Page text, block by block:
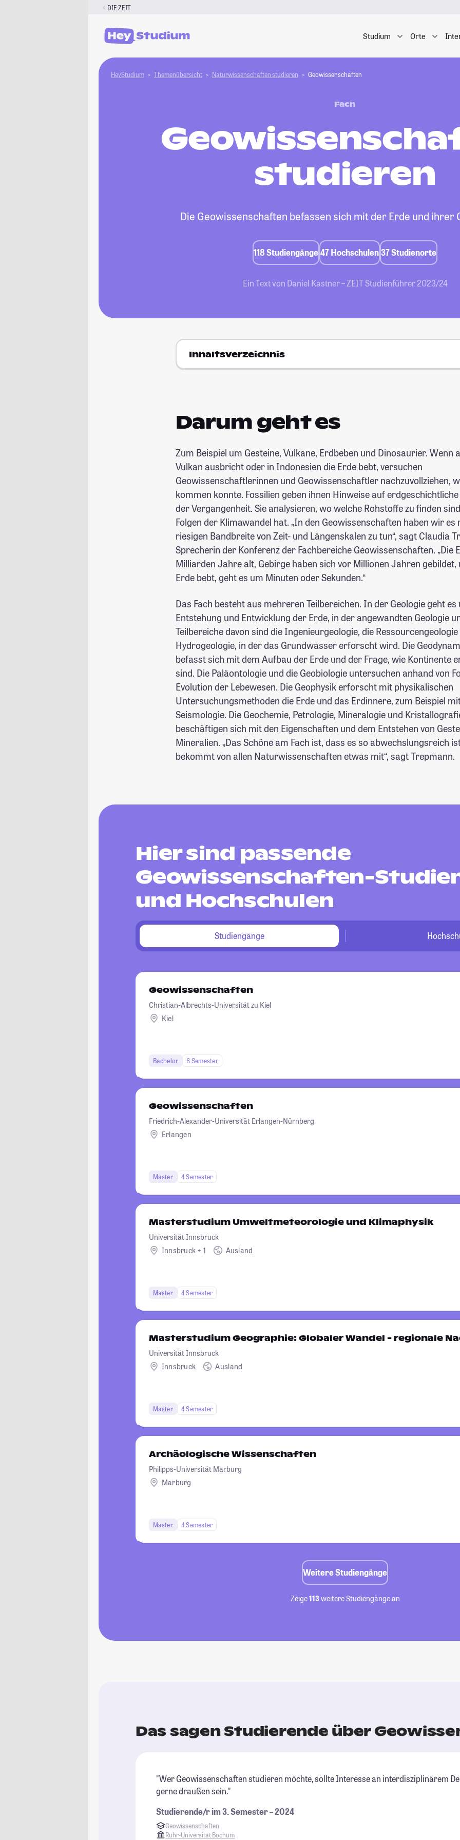
DIE ZEIT
Studium Orte
HeyStudium Themenübersicht Natur­wissenschaften studieren Geowissenschaften
Fach
studieren
Die Geowissenschaften befassen sich mit der Erde und ihrer
118 Studiengänge47 Hochschulen37 Studienorte
Ein Text von Daniel Kastner – ZEIT Studienführer 2023/24
Inhaltsverzeichnis
Darum geht es
Zum Beispiel um Gesteine, Vulkane, Erdbeben und Dinosaurier. Wenn
Vulkan ausbricht oder in Indonesien die Erde bebt, versuchen
Geowissenschaftlerinnen und Geowissenschaftler nachzuvollziehen,
kommen konnte. Fossilien geben ihnen Hinweise auf
der Vergangenheit. Sie analysieren, wo welche Rohstoffe zu finden
Folgen der Klimawandel hat. „In den Geowissenschaften haben wir es
riesigen Bandbreite von Zeit- und Längenskalen zu tun“, sagt Claudia
Sprecherin der Konferenz der Fachbereiche Geowissenschaften. „Die
Milliarden Jahre alt, Gebirge haben sich vor Millionen Jahren gebildet,
Erde bebt, geht es um Minuten oder Sekunden.“
Das Fach besteht aus mehreren Teilbereichen. In der Geologie geht es
Entstehung und Entwicklung der Erde, in der angewandten Geologie
Teilbereiche davon sind die Ingenieurgeologie, die
Hydrogeologie, in der das Grundwasser erforscht wird. Die
befasst sich mit dem Aufbau der Erde und der Frage, wie Kontinente
sind. Die Paläontologie und die Geobiologie untersuchen anhand von
Evolution der Lebewesen. Die Geophysik erforscht mit physikalischen
Untersuchungsmethoden die Erde und das Erdinnere, zum Beispiel
Seismologie. Die Geochemie, Petrologie, Mineralogie und
beschäftigen sich mit den Eigenschaften und dem Entstehen von
Mineralien. „Das Schöne am Fach ist, dass es so abwechslungsreich
bekommt von allen Naturwissenschaften etwas mit“, sagt Trepmann.
Hier sind passende
Geowissenschaften-
und Hochschulen
Studiengänge
Geowissenschaften
Christian-Albrechts-Universität zu Kiel
Kiel
Bachelor 6 Semester
Geowissenschaften
Friedrich-Alexander-Universität Erlangen-Nürnberg
Erlangen
Master 4 Semester
Masterstudium Umweltmeteorologie und Klimaphysik
Universität Innsbruck
Innsbruck + 1
Ausland
Master 4 Semester
Masterstudium Geographie: Globaler Wandel - regionale
Universität Innsbruck
Innsbruck
Ausland
Master 4 Semester
Archäologische Wissenschaften
Philipps-Universität Marburg
Marburg
Master 4 Semester
Weitere Studiengänge
Zeige113weitere Studiengänge an
Das sagen Studierende über
"Wer Geowissenschaften studieren möchte, sollte Interesse an interdisziplinärem
gerne draußen sein."
Studierende/r im 3. Semester – 2024
Geowissenschaften
Ruhr-Universität Bochum